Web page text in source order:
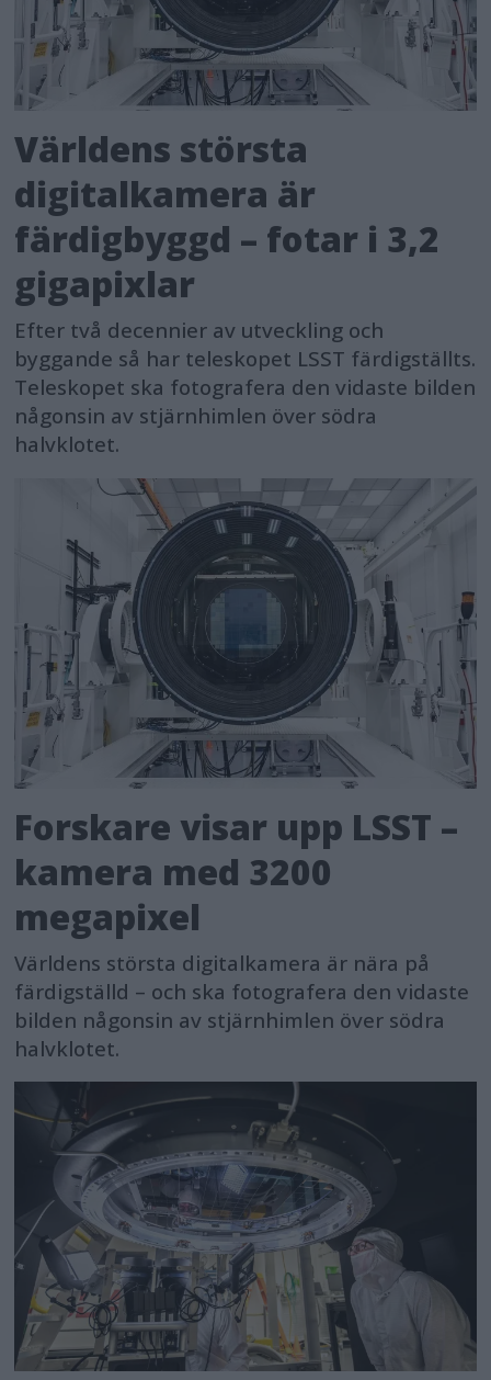
Världens största
digitalkamera är
färdigbyggd – fotar i 3,2
gigapixlar
Efter två decennier av utveckling och
byggande så har teleskopet LSST färdigställts.
Teleskopet ska fotografera den vidaste bilden
någonsin av stjärnhimlen över södra
halvklotet.
Forskare visar upp LSST –
kamera med 3200
megapixel
Världens största digitalkamera är nära på
färdigställd – och ska fotografera den vidaste
bilden någonsin av stjärnhimlen över södra
halvklotet.